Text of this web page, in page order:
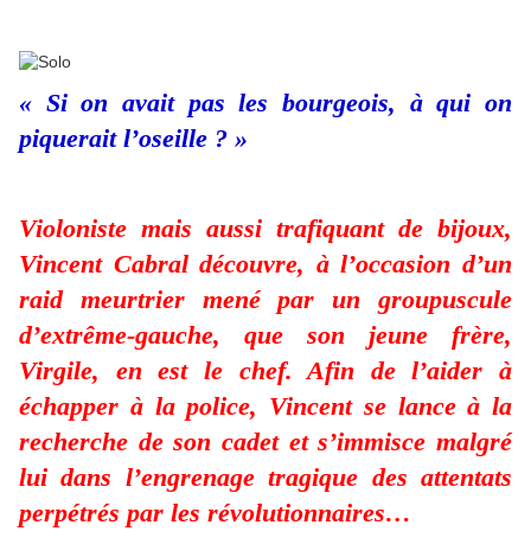
« Si on avait pas les bourgeois, à qui on
piquerait l’oseille ? »
Violoniste mais aussi trafiquant de bijoux,
Vincent Cabral découvre, à l’occasion d’un
raid meurtrier mené par un groupuscule
d’extrême-gauche, que son jeune frère,
Virgile, en est le chef. Afin de l’aider à
échapper à la police, Vincent se lance à la
recherche de son cadet et s’immisce malgré
lui dans l’engrenage tragique des attentats
perpétrés par les révolutionnaires…